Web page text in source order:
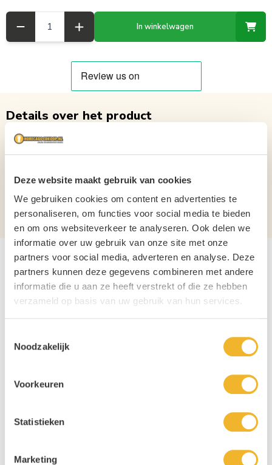
Deze website maakt gebruik van cookies
We gebruiken cookies om content en advertenties te
personaliseren, om functies voor social media te bieden
en om ons websiteverkeer te analyseren. Ook delen we
informatie over uw gebruik van onze site met onze
partners voor social media, adverteren en analyse. Deze
partners kunnen deze gegevens combineren met andere
informatie die u aan ze heeft verstrekt of die ze hebben
verzameld op basis van uw gebruik van hun services.
Noodzakelijk
Voorkeuren
Statistieken
Marketing
In winkelwagen
Details over het product
Sprite Refresh Voordeel Krat 12 x 1 Liter
Aantal per verpakking 12